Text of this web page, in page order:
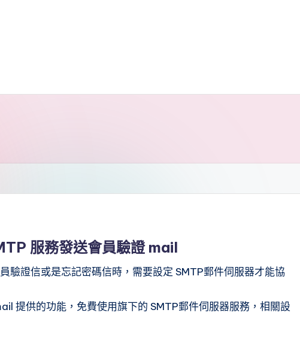
服務發送會員驗證 mail
驗證信或是忘記密碼信時，需要設定 SMTP郵件伺服器才能協
提供的功能，免費使用旗下的 SMTP郵件伺服器服務，相關設